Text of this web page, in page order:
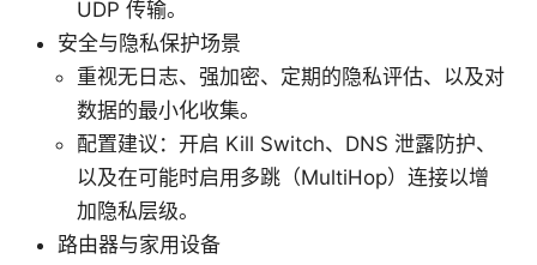
UDP 传输。
安全与隐私保护场景
重视无日志、强加密、定期的隐私评估、以及对
数据的最小化收集。
配置建议：开启 Kill Switch、DNS 泄露防护、
以及在可能时启用多跳（MultiHop）连接以增
加隐私层级。
路由器与家用设备